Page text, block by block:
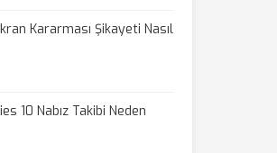
Kararması Şikayeti Nasıl
10 Nabız Takibi Neden